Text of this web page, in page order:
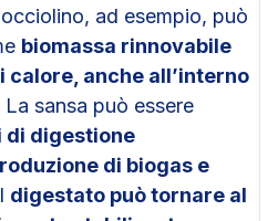
ad esempio, può
biomassa rinnovabile
calore, anche all’interno
La sansa può essere
di digestione
di biogas e
digestato può tornare al